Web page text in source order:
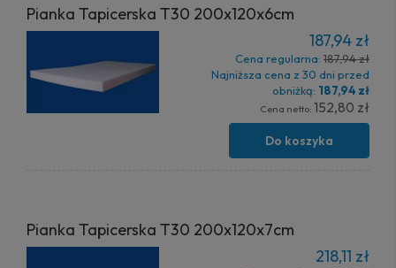
Pianka Tapicerska T30 200x120x6cm
187,94 zł
Cena regularna: 187,94 zł
Najniższa cena z 30 dni przed
obniżką: 187,94 zł
Cena netto: 152,80 zł
Do koszyka
Pianka Tapicerska T30 200x120x7cm
218,11 zł